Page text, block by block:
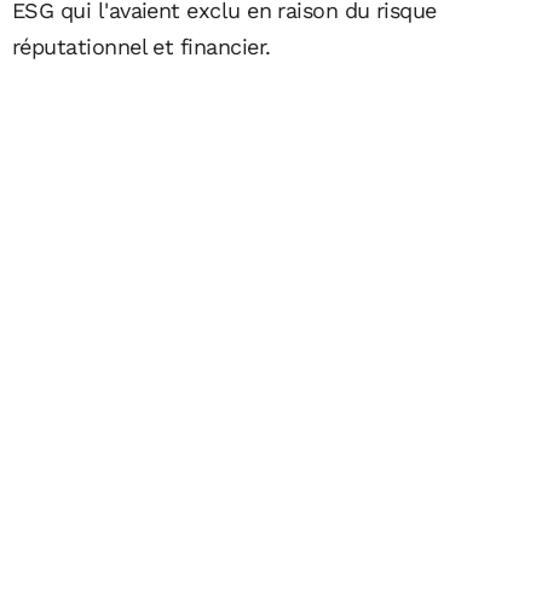
ESG qui l'avaient exclu en raison du risque
réputationnel et financier.